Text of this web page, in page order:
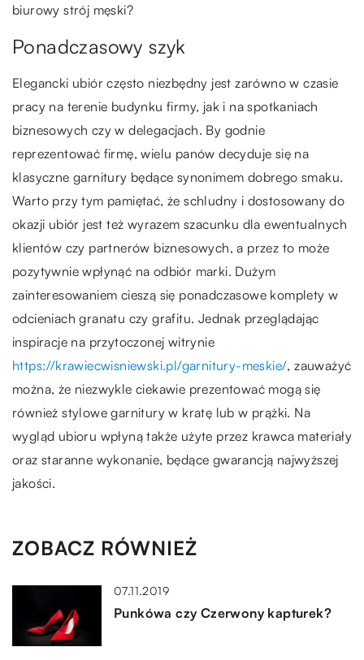
biurowy strój męski?
Ponadczasowy szyk
Elegancki ubiór często niezbędny jest zarówno w czasie
pracy na terenie budynku firmy, jak i na spotkaniach
biznesowych czy w delegacjach. By godnie
reprezentować firmę, wielu panów decyduje się na
klasyczne garnitury będące synonimem dobrego smaku.
Warto przy tym pamiętać, że schludny i dostosowany do
okazji ubiór jest też wyrazem szacunku dla ewentualnych
klientów czy partnerów biznesowych, a przez to może
pozytywnie wpłynąć na odbiór marki. Dużym
zainteresowaniem cieszą się ponadczasowe komplety w
odcieniach granatu czy grafitu. Jednak przeglądając
inspiracje na przytoczonej witrynie
https://krawiecwisniewski.pl/garnitury-meskie/, zauważyć
można, że niezwykle ciekawie prezentować mogą się
również stylowe garnitury w kratę lub w prążki. Na
wygląd ubioru wpłyną także użyte przez krawca materiały
oraz staranne wykonanie, będące gwarancją najwyższej
jakości.
ZOBACZ RÓWNIEŻ
07.11.2019
Punkówa czy Czerwony kapturek?